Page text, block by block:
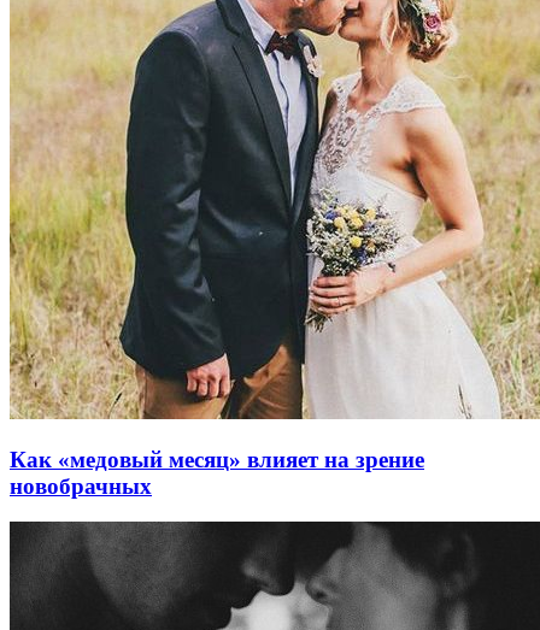
Как «медовый месяц» влияет на зрение
новобрачных